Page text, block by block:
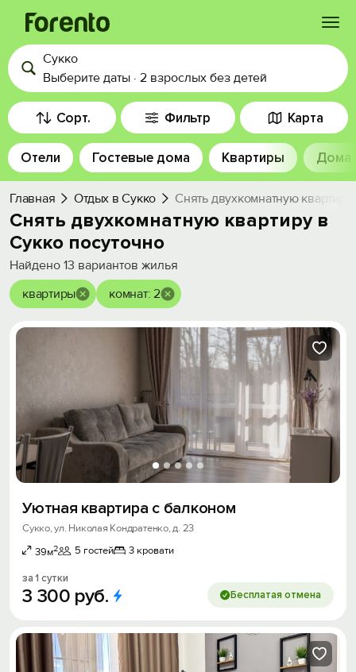
Войти
Избранное
История просмотра
Добавить свой объект
Сукко
Выберите даты · 2 взрослых без детей
Сорт. Фильтр Карта
Отели Гостевые дома Квартиры Дома
Главная Отдых в Сукко Снять двухкомнатную
Снять двухкомнатную квартиру в
Сукко посуточно
Найдено 13 вариантов жилья
квартиры
комнат: 2
Уютная квартира с балконом
Сукко, ул. Николая Кондратенко, д. 23
39м2 5 гостей 3 кровати
за 1 сутки
3 300 руб. Бесплатая отмена